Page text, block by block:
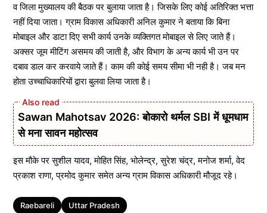
व जिला मुख्यालय की बैठक पर बुलाया जाता है। जिसके लिए कोई अतिरिक्त भत्ता
नहीं दिया जाता। ग्राम विकास अधिकारी अनिल कुमार ने बताया कि बिना
मोबाइल और डाटा दिए सभी कार्य उनके व्यक्तिगत मोबाइल से लिए जाते हैं।
अक्सर जूम मीटिंग असमय की जाती है, और विभाग के अन्य कार्य भी उन पर
दबाव डाल कर करवाये जाते हैं। काम की कोई समय सीमा भी नही है। जब मन
होता उच्चाधिकारियों द्वारा बुलवा लिया जाता है।
Sawan Mahotsav 2026: बोकारो थर्मल SBI में धूमधाम
से मना सावन महोत्सव
इस मौके पर सुशील यादव, मोहित सिंह, भोलेन्द्र, सुरेश चंद्र, मनोज शर्मा, वेद
प्रकाश राणा, प्रमोद कुमार समेत अन्य ग्राम विकास अधिकारी मौजूद रहे।
Tags
Raebareli Uttar Pradesh